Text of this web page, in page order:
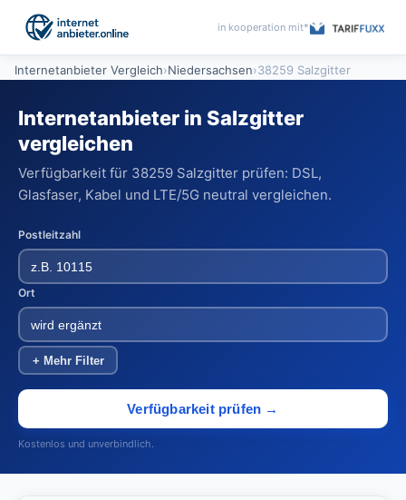
in kooperation mit*
Internetanbieter Vergleich›Niedersachsen›38259 Salzgitter
Internetanbieter in Salzgitter
vergleichen
Verfügbarkeit für 38259 Salzgitter prüfen: DSL,
Glasfaser, Kabel und LTE/5G neutral vergleichen.
Postleitzahl
Ort
+ Mehr Filter
Verfügbarkeit prüfen →
Kostenlos und unverbindlich.